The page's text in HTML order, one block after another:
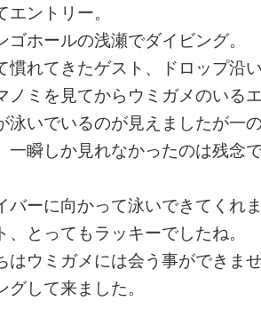
ントリー。
ホールの浅瀬でダイビング。
慣れてきたゲスト、ドロップ沿
ミを見てからウミガメのいるエ
泳いでいるのが見えましたが一
一瞬しか見れなかったのは残念
バーに向かって泳いできてくれ
とってもラッキーでしたね。
はウミガメには会う事ができま
して来ました。